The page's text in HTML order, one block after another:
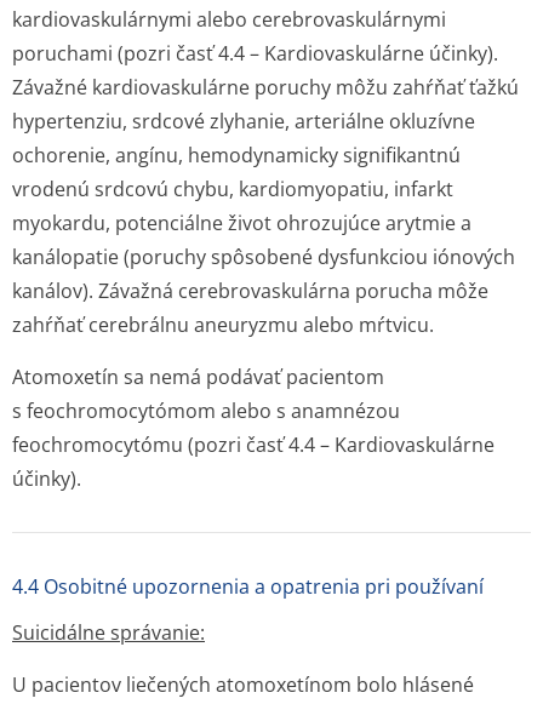
kardiovaskulárnymi alebo cerebrovaskulárnymi
poruchami (pozri časť 4.4 – Kardiovaskulárne účinky).
Závažné kardiovaskulárne poruchy môžu zahŕňať ťažkú
hypertenziu, srdcové zlyhanie, arteriálne okluzívne
ochorenie, angínu, hemodynamicky signifikantnú
vrodenú srdcovú chybu, kardiomyopatiu, infarkt
myokardu, potenciálne život ohrozujúce arytmie a
kanálopatie (poruchy spôsobené dysfunkciou iónových
kanálov). Závažná cerebrovaskulárna porucha môže
zahŕňať cerebrálnu aneuryzmu alebo mŕtvicu.
Atomoxetín sa nemá podávať pacientom
s feochromocytómom alebo s anamnézou
feochromocytómu (pozri časť 4.4 – Kardiovaskulárne
účinky).
4.4 Osobitné upozornenia a opatrenia pri používaní
Suicidálne správanie:
U pacientov liečených atomoxetínom bolo hlásené